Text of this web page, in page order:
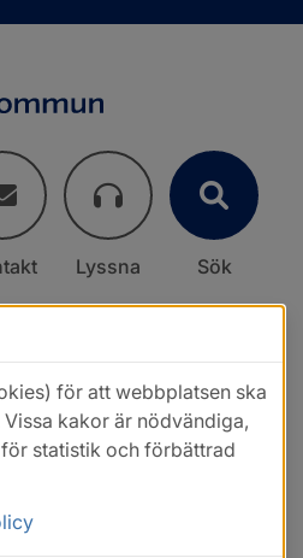
Lyssna Sök
för att webbplatsen ska
kakor är nödvändiga,
statistik och förbättrad